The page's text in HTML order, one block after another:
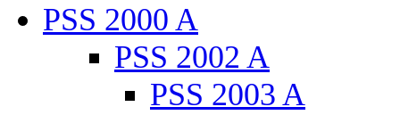
PSS 2000 A
PSS 2002 A
PSS 2003 A